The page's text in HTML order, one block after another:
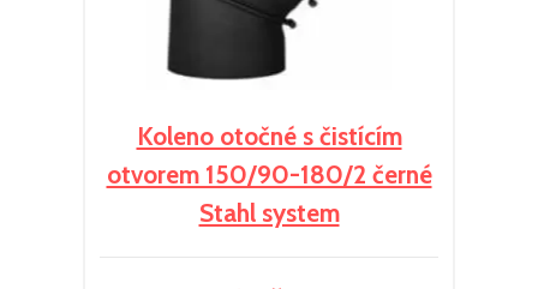
Koleno otočné s čistícím
otvorem 150/90-180/2 černé
Stahl system